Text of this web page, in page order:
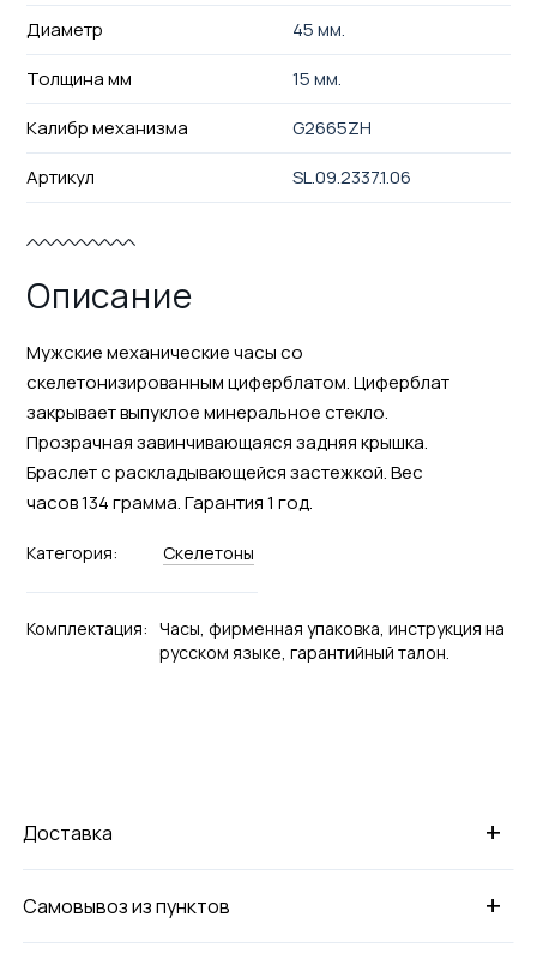
Диаметр
45 мм.
Толщина мм
15 мм.
Калибр механизма
G2665ZH
Артикул
SL.09.2337.1.06
Описание
Мужские механические часы со
скелетонизированным циферблатом. Циферблат
закрывает выпуклое минеральное стекло.
Прозрачная завинчивающаяся задняя крышка.
Браслет с раскладывающейся застежкой. Вес
часов 134 грамма. Гарантия 1 год.
Категория: Скелетоны
Комплектация: Часы, фирменная упаковка, инструкция на
русском языке, гарантийный талон.
+
Доставка
+
Самовывоз из пунктов